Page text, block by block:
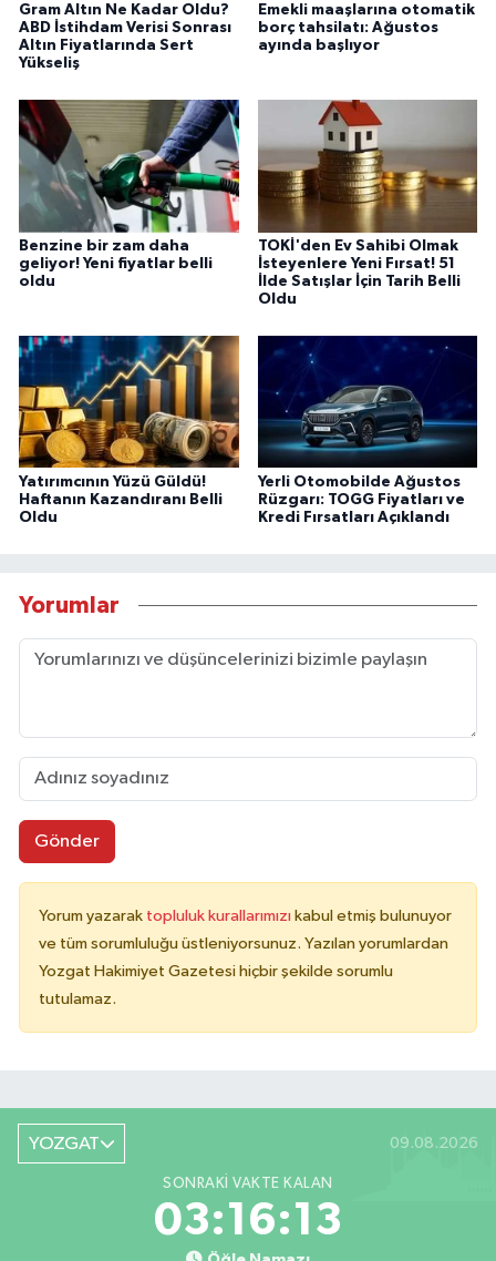
Gram Altın Ne Kadar Oldu?
ABD İstihdam Verisi Sonrası
Altın Fiyatlarında Sert
Yükseliş
Emekli maaşlarına otomatik
borç tahsilatı: Ağustos
ayında başlıyor
Benzine bir zam daha
geliyor! Yeni fiyatlar belli
oldu
TOKİ'den Ev Sahibi Olmak
İsteyenlere Yeni Fırsat! 51
İlde Satışlar İçin Tarih Belli
Oldu
Yatırımcının Yüzü Güldü!
Haftanın Kazandıranı Belli
Oldu
Yerli Otomobilde Ağustos
Rüzgarı: TOGG Fiyatları ve
Kredi Fırsatları Açıklandı
Yorumlar
Gönder
Yorum yazarak topluluk kurallarımızı kabul etmiş bulunuyor
ve tüm sorumluluğu üstleniyorsunuz. Yazılan yorumlardan
Yozgat Hakimiyet Gazetesi hiçbir şekilde sorumlu
tutulamaz.
YOZGAT 09.08.2026
SONRAKI VAKTE KALAN
03:16:13